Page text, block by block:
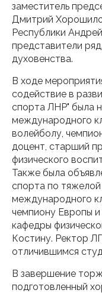
заместитель
Дмитрий
Республики
представители
духовенства.
В ходе
содействие в
спорта ЛНР" была
международного
волейболу,
доцент, старший
физического
Также была
спорта по
международного
чемпиону Европы
кафедры
Костину. Ректор
отличившимся
В завершение
подготовленный